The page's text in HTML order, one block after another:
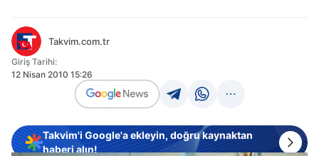
Takvim.com.tr
Giriş Tarihi:
12 Nisan 2010 15:26
Takvim'i Google'a ekleyin, doğru kaynaktan
haberi alın!